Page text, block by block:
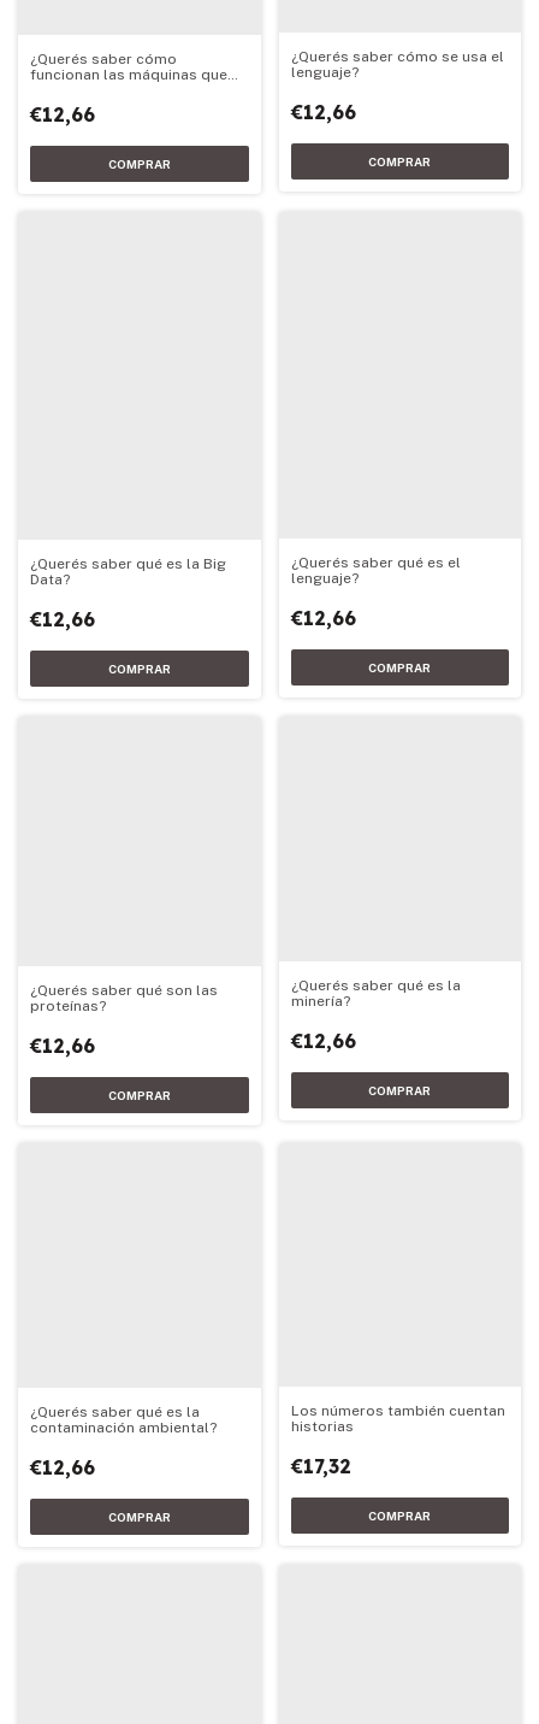
¿Querés saber cómo
funcionan las máquinas que
€12,66
¿Querés saber cómo se usa el
lenguaje?
€12,66
¿Querés saber qué es la Big
Data?
€12,66
¿Querés saber qué es el
lenguaje?
€12,66
¿Querés saber qué son las
proteínas?
€12,66
¿Querés saber qué es la
minería?
€12,66
¿Querés saber qué es la
contaminación ambiental?
€12,66
Los números también cuentan
historias
€17,32